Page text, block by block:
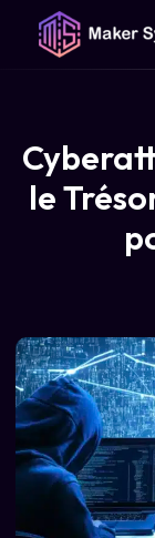
le